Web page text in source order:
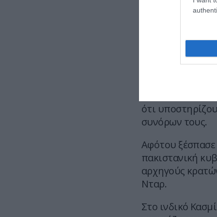
περιοχής όπου
μουσουλμάνοι,
ότι
συνόρων τους.
Αφότου ξέσπασε
πακιστανική
αρχηγούς
Νταρ.
Στο ινδικό